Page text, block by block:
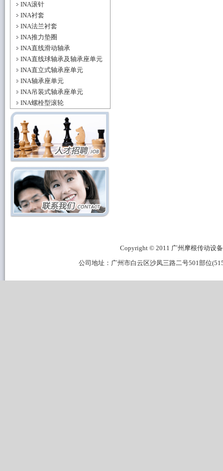
INA滚针
INA衬套
INA法兰衬套
INA推力垫圈
INA直线滑动轴承
INA直线球轴承及轴承座单元
INA直立式轴承座单元
INA轴承座单元
INA吊装式轴承座单元
INA螺栓型滚轮
Copyright © 2011 广州摩根传动设
公司地址：广州市白云区沙凤三路二号501部位